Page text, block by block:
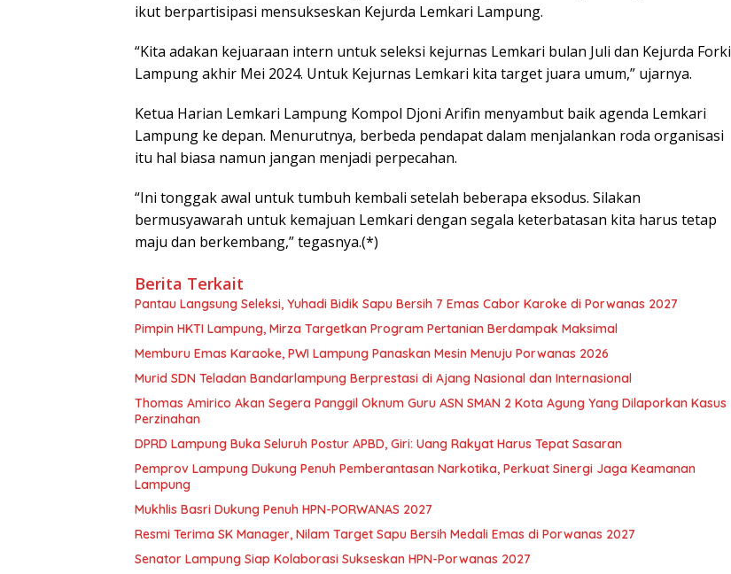
ikut berpartisipasi mensukseskan Kejurda Lemkari Lampung.
“Kita adakan kejuaraan intern untuk seleksi kejurnas Lemkari bulan Juli dan Kejurda Forki
Lampung akhir Mei 2024. Untuk Kejurnas Lemkari kita target juara umum,” ujarnya.
Ketua Harian Lemkari Lampung Kompol Djoni Arifin menyambut baik agenda Lemkari
Lampung ke depan. Menurutnya, berbeda pendapat dalam menjalankan roda organisasi
itu hal biasa namun jangan menjadi perpecahan.
“Ini tonggak awal untuk tumbuh kembali setelah beberapa eksodus. Silakan
bermusyawarah untuk kemajuan Lemkari dengan segala keterbatasan kita harus tetap
maju dan berkembang,” tegasnya.(*)
Berita Terkait
Pantau Langsung Seleksi, Yuhadi Bidik Sapu Bersih 7 Emas Cabor Karoke di Porwanas 2027
Pimpin HKTI Lampung, Mirza Targetkan Program Pertanian Berdampak Maksimal
Memburu Emas Karaoke, PWI Lampung Panaskan Mesin Menuju Porwanas 2026
Murid SDN Teladan Bandarlampung Berprestasi di Ajang Nasional dan Internasional
Thomas Amirico Akan Segera Panggil Oknum Guru ASN SMAN 2 Kota Agung Yang Dilaporkan Kasus
Perzinahan
DPRD Lampung Buka Seluruh Postur APBD, Giri: Uang Rakyat Harus Tepat Sasaran
Pemprov Lampung Dukung Penuh Pemberantasan Narkotika, Perkuat Sinergi Jaga Keamanan
Lampung
Mukhlis Basri Dukung Penuh HPN-PORWANAS 2027
Resmi Terima SK Manager, Nilam Target Sapu Bersih Medali Emas di Porwanas 2027
Senator Lampung Siap Kolaborasi Sukseskan HPN-Porwanas 2027